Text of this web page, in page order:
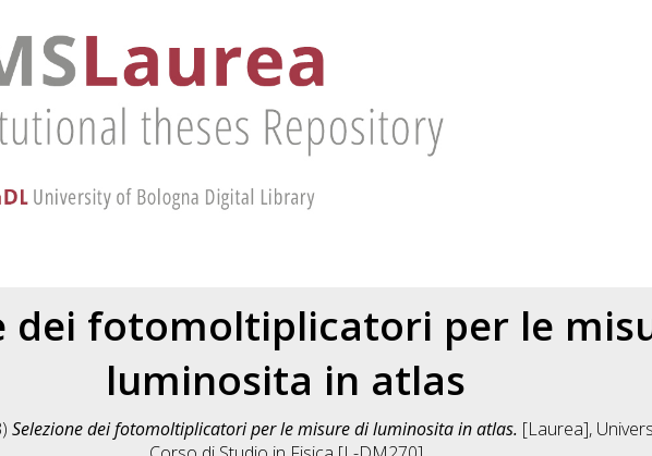
dei fotomoltiplicatori per le
luminosita in atlas
Selezione dei fotomoltiplicatori per le misure di luminosita in atlas. [Laurea],